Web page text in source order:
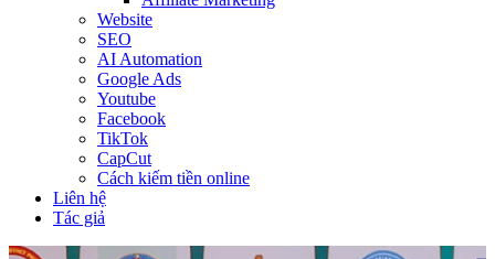
Website
SEO
AI Automation
Google Ads
Youtube
Facebook
TikTok
CapCut
Cách kiếm tiền online
Liên hệ
Tác giả